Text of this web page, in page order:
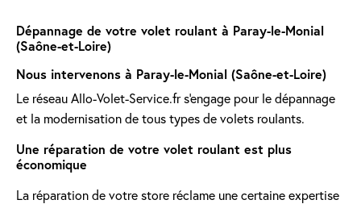
Dépannage de votre volet roulant à Paray-le-Monial
(Saône-et-Loire)
Nous intervenons à Paray-le-Monial (Saône-et-Loire)
Le réseau Allo-Volet-Service.fr s'engage pour le dépannage
et la modernisation de tous types de volets roulants.
Une réparation de votre volet roulant est plus
économique
La réparation de votre store réclame une certaine expertise